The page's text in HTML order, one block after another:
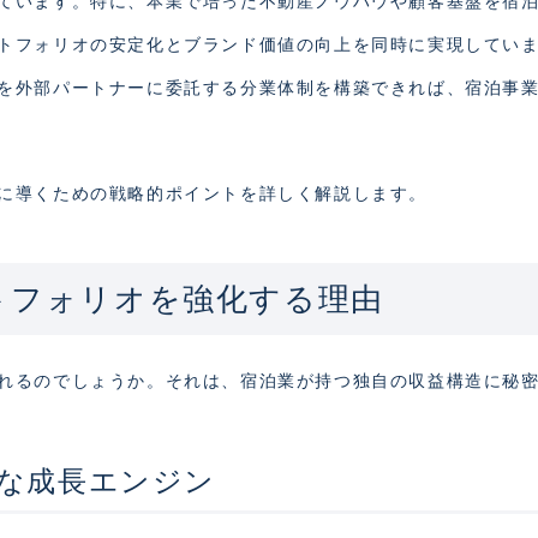
フォリオの安定化とブランド価値の向上を同時に実現してい
外部パートナーに委託する分業体制を構築できれば、宿泊事
くための戦略的ポイントを詳しく解説します。
ォリオを強化する理由
るのでしょうか。それは、宿泊業が持つ独自の収益構造に秘
成長エンジン